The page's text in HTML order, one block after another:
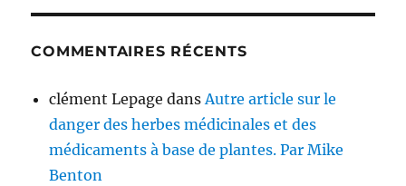
COMMENTAIRES RÉCENTS
clément Lepage dansAutre article sur le
danger des herbes médicinales et des
médicaments à base de plantes. Par Mike
Benton